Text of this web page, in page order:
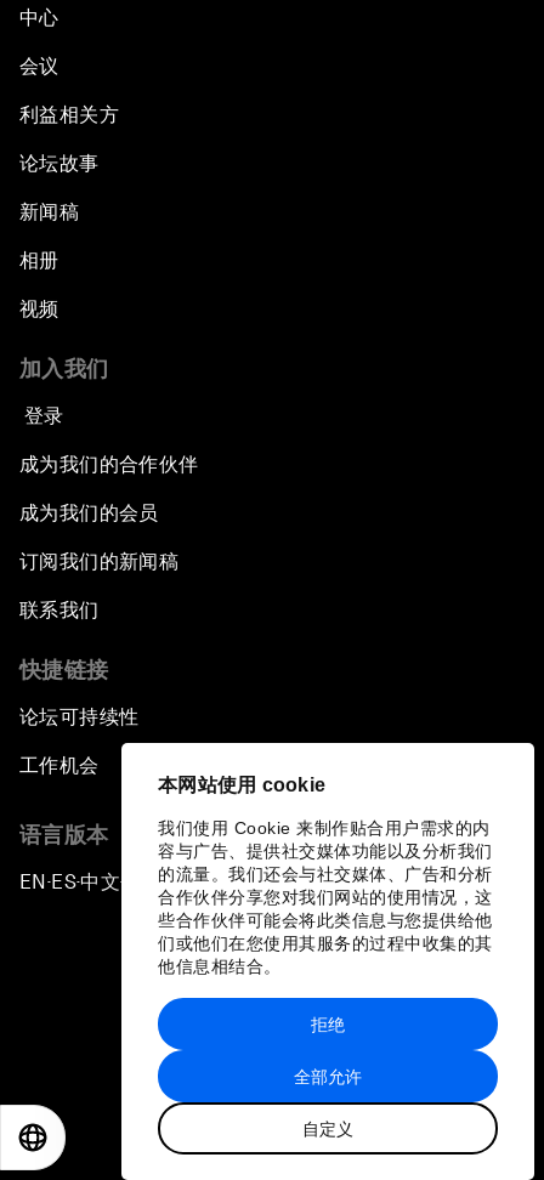
本网站使用 cookie
我们使用 Cookie 来制作贴合用户需求的内
容与广告、提供社交媒体功能以及分析我们
的流量。我们还会与社交媒体、广告和分析
合作伙伴分享您对我们网站的使用情况，这
些合作伙伴可能会将此类信息与您提供给他
们或他们在您使用其服务的过程中收集的其
他信息相结合。
全部允许
自定义
拒绝
中心
会议
利益相关方
论坛故事
新闻稿
相册
视频
加入我们
登录
成为我们的合作伙伴
成为我们的会员
订阅我们的新闻稿
联系我们
快捷链接
论坛可持续性
工作机会
语言版本
EN ▪ ES▪中文▪ 日本語
站点地图
世界经济论坛